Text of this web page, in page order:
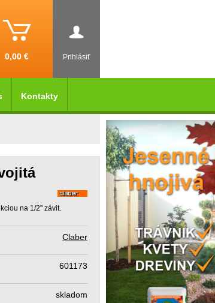
Prihlásiť
0,00 €
na 1/2" závit.
Claber
601173
skladom
Kontakty